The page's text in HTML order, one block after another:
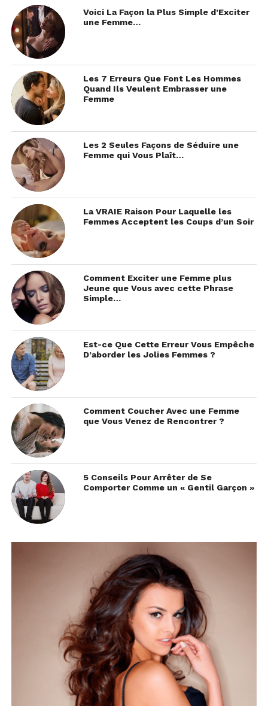
Voici La Façon la Plus Simple d’Exciter
une Femme…
Les 7 Erreurs Que Font Les Hommes
Quand Ils Veulent Embrasser une
Femme
Les 2 Seules Façons de Séduire une
Femme qui Vous Plaît…
La VRAIE Raison Pour Laquelle les
Femmes Acceptent les Coups d’un Soir
Comment Exciter une Femme plus
Jeune que Vous avec cette Phrase
Simple…
Est-ce Que Cette Erreur Vous Empêche
D’aborder les Jolies Femmes ?
Comment Coucher Avec une Femme
que Vous Venez de Rencontrer ?
5 Conseils Pour Arrêter de Se
Comporter Comme un « Gentil Garçon »